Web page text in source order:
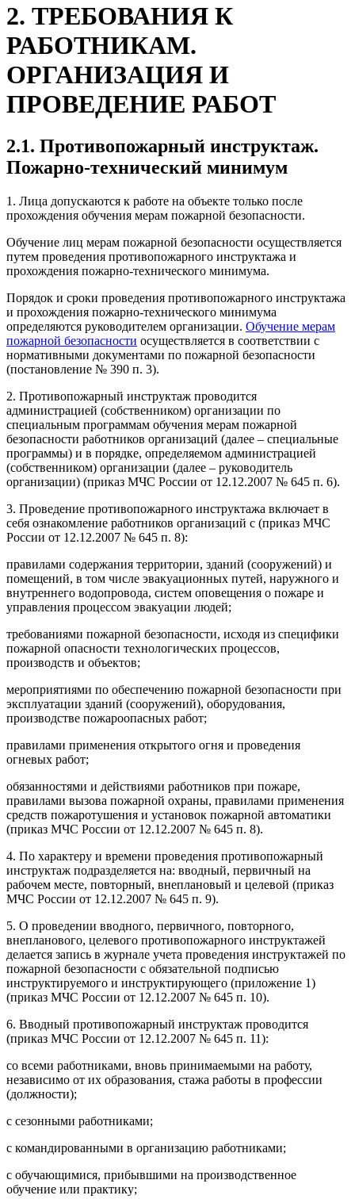
2. ТРЕБОВАНИЯ К
РАБОТНИКАМ.
ОРГАНИЗАЦИЯ И
ПРОВЕДЕНИЕ РАБОТ
2.1. Противопожарный инструктаж.
Пожарно-технический минимум
1. Лица допускаются к работе на объекте только после
прохождения обучения мерам пожарной безопасности.
Обучение лиц мерам пожарной безопасности осуществляется
путем проведения противопожарного инструктажа и
прохождения пожарно-технического минимума.
Порядок и сроки проведения противопожарного инструктажа
и прохождения пожарно-технического минимума
определяются руководителем организации. Обучение мерам
пожарной безопасности осуществляется в соответствии с
нормативными документами по пожарной безопасности
(постановление № 390 п. 3).
2. Противопожарный инструктаж проводится
администрацией (собственником) организации по
специальным программам обучения мерам пожарной
безопасности работников организаций (далее – специальные
программы) и в порядке, определяемом администрацией
(собственником) организации (далее – руководитель
организации) (приказ МЧС России от 12.12.2007 № 645 п. 6).
3. Проведение противопожарного инструктажа включает в
себя ознакомление работников организаций с (приказ МЧС
России от 12.12.2007 № 645 п. 8):
правилами содержания территории, зданий (сооружений) и
помещений, в том числе эвакуационных путей, наружного и
внутреннего водопровода, систем оповещения о пожаре и
управления процессом эвакуации людей;
требованиями пожарной безопасности, исходя из специфики
пожарной опасности технологических процессов,
производств и объектов;
мероприятиями по обеспечению пожарной безопасности при
эксплуатации зданий (сооружений), оборудования,
производстве пожароопасных работ;
правилами применения открытого огня и проведения
огневых работ;
обязанностями и действиями работников при пожаре,
правилами вызова пожарной охраны, правилами применения
средств пожаротушения и установок пожарной автоматики
(приказ МЧС России от 12.12.2007 № 645 п. 8).
4. По характеру и времени проведения противопожарный
инструктаж подразделяется на: вводный, первичный на
рабочем месте, повторный, внеплановый и целевой (приказ
МЧС России от 12.12.2007 № 645 п. 9).
5. О проведении вводного, первичного, повторного,
внепланового, целевого противопожарного инструктажей
делается запись в журнале учета проведения инструктажей по
пожарной безопасности с обязательной подписью
инструктируемого и инструктирующего (приложение 1)
(приказ МЧС России от 12.12.2007 № 645 п. 10).
6. Вводный противопожарный инструктаж проводится
(приказ МЧС России от 12.12.2007 № 645 п. 11):
со всеми работниками, вновь принимаемыми на работу,
независимо от их образования, стажа работы в профессии
(должности);
с сезонными работниками;
с командированными в организацию работниками;
с обучающимися, прибывшими на производственное
обучение или практику;